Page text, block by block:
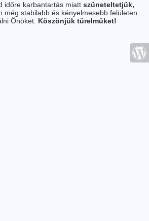
időre karbantartás miatt szüneteltetjük,
még stabilabb és kényelmesebb felületen
Önöket. Köszönjük türelmüket!